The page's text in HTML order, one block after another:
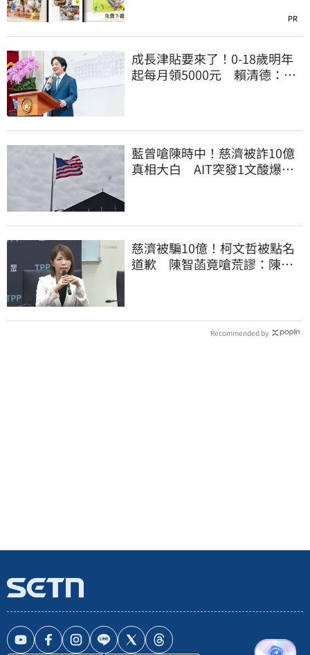
PR
成長津貼要來了！0-18歲明年
起每月領5000元 賴清德：此
藍曾嗆陳時中！慈濟被詐10億
真相大白 AIT突發1文酸爆…
慈濟被騙10億！柯文哲被點名
道歉 陳智菡竟嗆荒謬：陳時
Recommended by